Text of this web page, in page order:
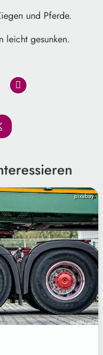
und Pferde.
leicht gesunken.
pixabay